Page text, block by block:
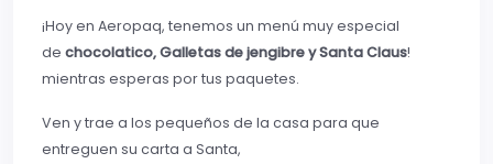
¡Hoy en Aeropaq, tenemos un menú muy especial
de chocolatico, Galletas de jengibre y Santa Claus!
mientras esperas por tus paquetes.
Ven y trae a los pequeños de la casa para que
entreguen su carta a Santa,